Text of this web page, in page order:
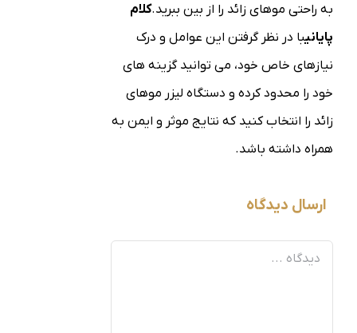
به راحتی موهای زائد را از بین ببرید.کلام
پایانیبا در نظر گرفتن این عوامل و درک
نیازهای خاص خود، می توانید گزینه های
خود را محدود کرده و دستگاه لیزر موهای
زائد را انتخاب کنید که نتایج موثر و ایمن به
همراه داشته باشد.
ارسال دیدگاه
دیدگاه